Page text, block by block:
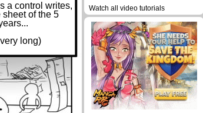
a control writes,
sheet of the 5
long)
Watch all video tutorials